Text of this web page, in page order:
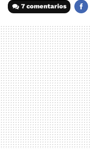
7 comentarios